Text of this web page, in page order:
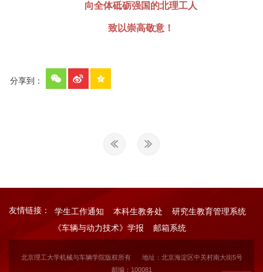
向全体砥砺强国的北理工人
致以崇高敬意！
分享到：
友情链接： 学生工作通知 本科生教务处
研究生教育管理系统
《车辆与动力技术》学报
邮箱系统
北京理工大学机械与车辆学院版权所有
地址：北京海淀区中关村南大街5号
邮编：100081